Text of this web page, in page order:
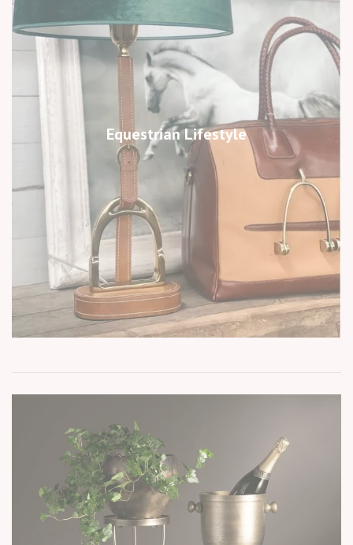
Equestrian Lifestyle